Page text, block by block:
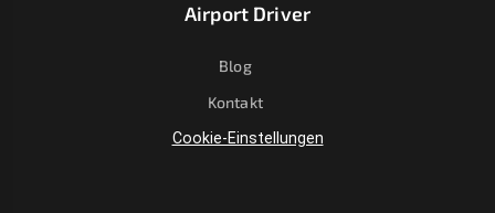
Airport Driver
Blog
Kontakt
Cookie-Einstellungen